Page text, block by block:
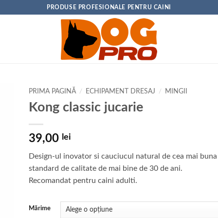
PRODUSE PROFESIONALE PENTRU CAINI
PRIMA PAGINĂ / ECHIPAMENT DRESAJ / MINGII
Kong classic jucarie
39,00 lei
Design-ul inovator si cauciucul natural de cea mai
standard de calitate de mai bine de 30 de ani.
Recomandat pentru caini adulti.
Mărime